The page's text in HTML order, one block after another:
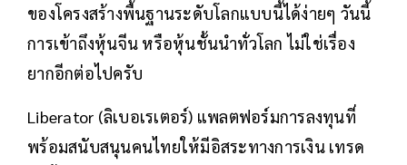
ของโครงสร้างพื้นฐานระดับโลกแบบนี้ได้ง่ายๆ วันนี้
การเข้าถึงหุ้นจีน หรือหุ้นชั้นนำทั่วโลก ไม่ใช่เรื่อง
ยากอีกต่อไปครับ
Liberator (ลิเบอเรเตอร์) แพลตฟอร์มการลงทุนที่
พร้อมสนับสนุนคนไทยให้มีอิสระทางการเงิน เทรด